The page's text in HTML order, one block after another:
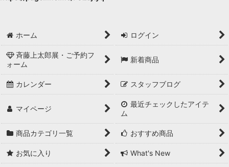
ホーム ログイン
斉藤上太郎展・ご予約フ
ォーム
新着商品
カレンダー スタッフブログ
マイページ
最近チェックしたアイテ
ム
商品カテゴリ一覧 おすすめ商品
お気に入り What's New